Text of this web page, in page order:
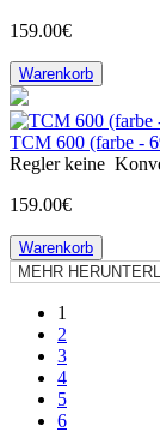
159.00€
Warenkorb
ТСМ 600 (farbe -
Regler keine
159.00€
Warenkorb
MEHR
1
2
3
4
5
6